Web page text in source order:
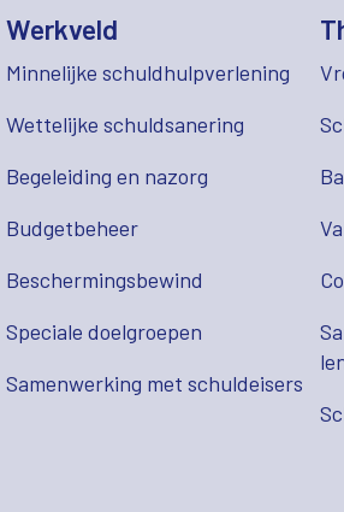
Werkveld
Minnelijke schuldhulpverlening
Wettelijke schuldsanering
Begeleiding en nazorg
Budgetbeheer
Beschermingsbewind
Speciale doelgroepen
Samenwerking met schuldeisers